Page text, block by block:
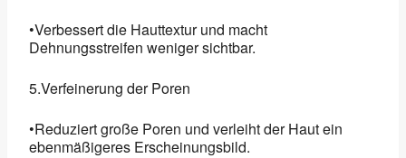
•Verbessert die Hauttextur und macht
Dehnungsstreifen weniger sichtbar.
5.Verfeinerung der Poren
•Reduziert große Poren und verleiht der Haut ein
ebenmäßigeres Erscheinungsbild.